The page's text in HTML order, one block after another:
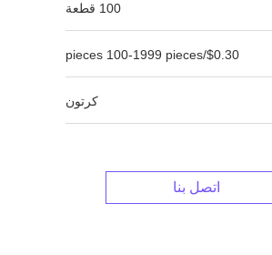
100 قطعة
$0.30/pieces 100-1999 pieces
كرتون
اتصل بنا